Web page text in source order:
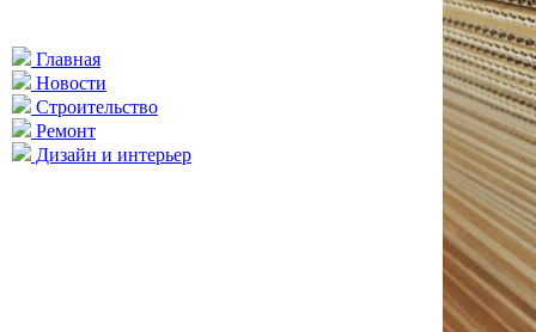
Главная
Новости
Строительство
Ремонт
Дизайн и интерьер